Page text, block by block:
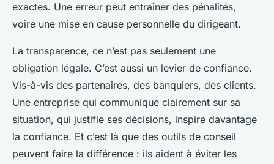
exactes. Une erreur peut entraîner des pénalités,
voire une mise en cause personnelle du dirigeant.
La transparence, ce n’est pas seulement une
obligation légale. C’est aussi un levier de confiance.
Vis-à-vis des partenaires, des banquiers, des clients.
Une entreprise qui communique clairement sur sa
situation, qui justifie ses décisions, inspire davantage
la confiance. Et c’est là que des outils de conseil
peuvent faire la différence : ils aident à éviter les